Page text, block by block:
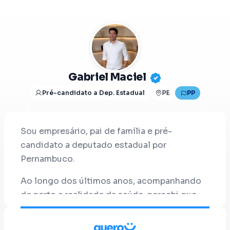
Gabriel Maciel
Pré-candidato a Dep. Estadual PE PP
Sou empresário, pai de família e pré-
candidato a deputado estadual por
Pernambuco.
Ao longo dos últimos anos, acompanhando
de perto a realidade da saúde, percebi que
muitos dos problemas enfrentados pela
população não acontecem apenas por falta